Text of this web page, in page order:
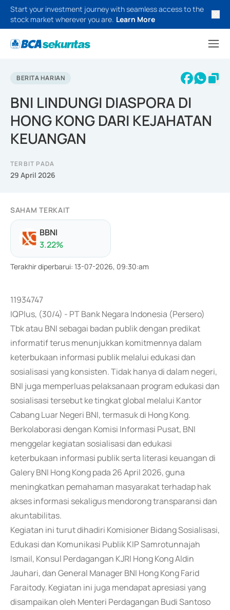
Start your investment journey with seamless access to the
stock market wherever you are. Learn More
BERITA HARIAN
BNI LINDUNGI DIASPORA DI
HONG KONG DARI KEJAHATAN
KEUANGAN
TERBIT PADA
29 April 2026
SAHAM TERKAIT
BBNI
3.22%
Terakhir diperbarui: 13-07-2026, 09:30:am
11934747
IQPlus, (30/4) - PT Bank Negara Indonesia (Persero)
Tbk atau BNI sebagai badan publik dengan predikat
informatif terus menunjukkan komitmennya dalam
keterbukaan informasi publik melalui edukasi dan
sosialisasi yang konsisten. Tidak hanya di dalam negeri,
BNI juga memperluas pelaksanaan program edukasi dan
sosialisasi tersebut ke tingkat global melalui Kantor
Cabang Luar Negeri BNI, termasuk di Hong Kong.
Berkolaborasi dengan Komisi Informasi Pusat, BNI
menggelar kegiatan sosialisasi dan edukasi
keterbukaan informasi publik serta literasi keuangan di
Galery BNI Hong Kong pada 26 April 2026, guna
meningkatkan pemahaman masyarakat terhadap hak
akses informasi sekaligus mendorong transparansi dan
akuntabilitas.
Kegiatan ini turut dihadiri Komisioner Bidang Sosialisasi,
Edukasi dan Komunikasi Publik KIP Samrotunnajah
Ismail, Konsul Perdagangan KJRI Hong Kong Aldin
Jauhari, dan General Manager BNI Hong Kong Farid
Faraitody. Kegiatan ini juga mendapat apresiasi yang
disampaikan oleh Menteri Perdagangan Budi Santoso